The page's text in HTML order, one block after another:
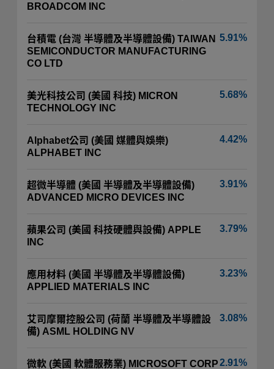
BROADCOM INC
台積電 (台灣 半導體及半導體設備) TAIWAN
SEMICONDUCTOR MANUFACTURING
CO LTD
5.91%
美光科技公司 (美國 科技) MICRON
TECHNOLOGY INC
5.68%
Alphabet公司 (美國 媒體與娛樂)
ALPHABET INC
4.42%
超微半導體 (美國 半導體及半導體設備)
ADVANCED MICRO DEVICES INC
3.91%
蘋果公司 (美國 科技硬體與設備) APPLE
INC
3.79%
應用材料 (美國 半導體及半導體設備)
APPLIED MATERIALS INC
3.23%
艾司摩爾控股公司 (荷蘭 半導體及半導體設
備) ASML HOLDING NV
3.08%
微軟 (美國 軟體服務業) MICROSOFT CORP2.91%